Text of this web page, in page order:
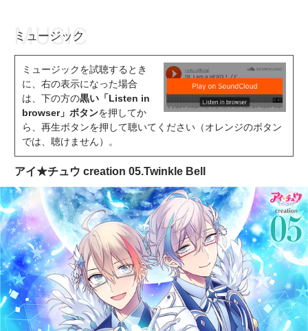
アイ★チュウとは
ユニット&キャラクター
アプリゲーム
イベント・キャンペーン
ミュージック
グッズ・本
ギャラリー
お知らせ
アイ★チュウとは
ユニット&キャラクター
アプリゲーム
イベント・キャンペーン
ミュージック
グッズ・本
ギャラリー
ミュージック
ミュージックを試聴するとき
に、右の表示になった場合
は、下の方の黒い「Listen in
browser」ボタンを押してか
ら、再生ボタンを押して聴いてください（オレンジのボタン
では、聴けません）。
アイ★チュウ creation 05.Twinkle Bell